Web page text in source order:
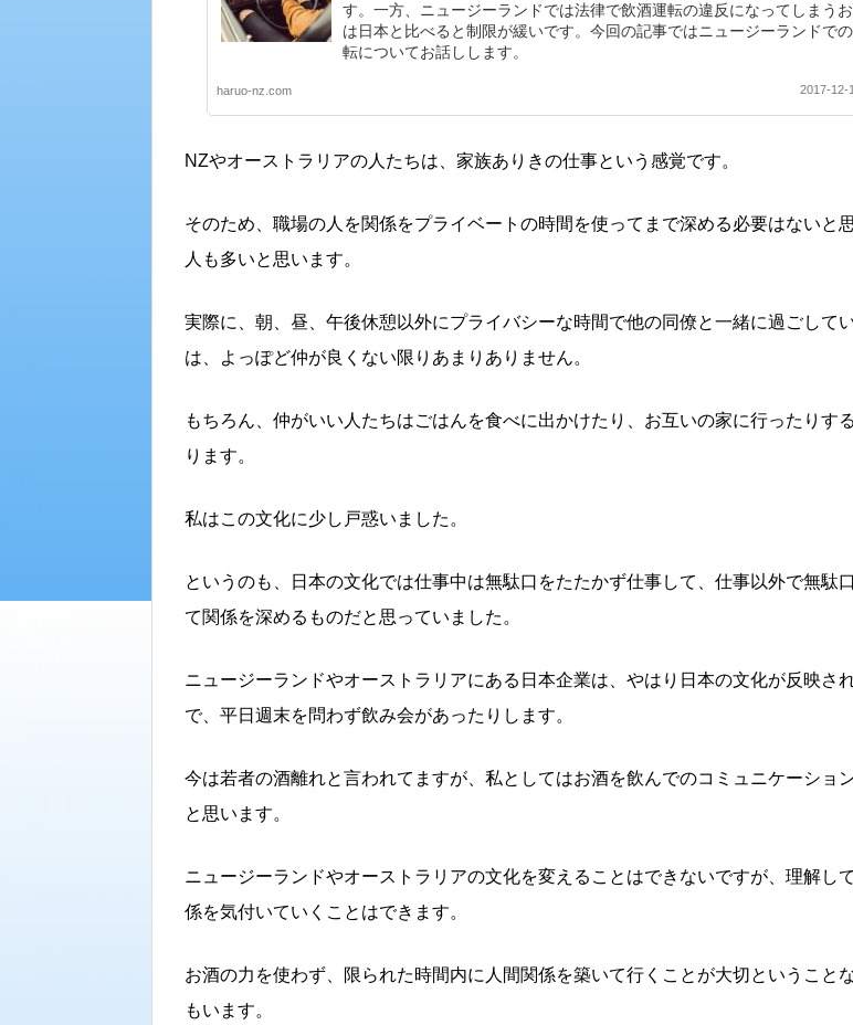
す。一方、ニュージーランドでは法律で飲酒運転の違反になってしまう
は日本と比べると制限が緩いです。今回の記事ではニュージーランドで
転についてお話しします。
haruo-nz.com 2017-12-
NZやオーストラリアの人たちは、家族ありきの仕事という感覚です。
そのため、職場の人を関係をプライベートの時間を使ってまで深める必要はないと
人も多いと思います。
実際に、朝、昼、午後休憩以外にプライバシーな時間で他の同僚と一緒に過ごして
は、よっぽど仲が良くない限りあまりありません。
もちろん、仲がいい人たちはごはんを食べに出かけたり、お互いの家に行ったりす
ります。
私はこの文化に少し戸惑いました。
というのも、日本の文化では仕事中は無駄口をたたかず仕事して、仕事以外で無駄
て関係を深めるものだと思っていました。
ニュージーランドやオーストラリアにある日本企業は、やはり日本の文化が反映さ
で、平日週末を問わず飲み会があったりします。
今は若者の酒離れと言われてますが、私としてはお酒を飲んでのコミュニケーショ
と思います。
ニュージーランドやオーストラリアの文化を変えることはできないですが、理解し
係を気付いていくことはできます。
お酒の力を使わず、限られた時間内に人間関係を築いて行くことが大切ということ
もいます。